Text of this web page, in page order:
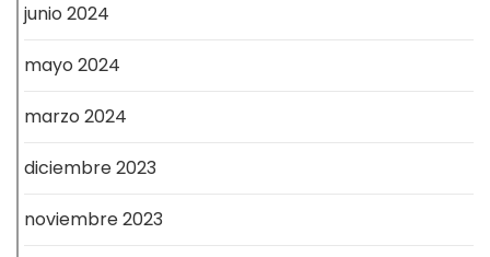
junio 2024
mayo 2024
marzo 2024
diciembre 2023
noviembre 2023